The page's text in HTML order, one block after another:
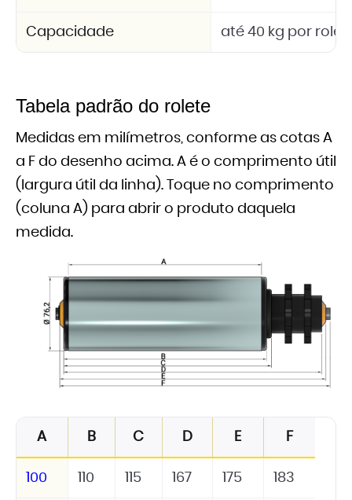
Capacidade até 40 kg por
Tabela padrão do rolete
Medidas em milímetros, conforme as cotas A
a F do desenho acima. A é o comprimento útil
(largura útil da linha). Toque no comprimento
(coluna A) para abrir o produto daquela
medida.
A B C D E F
100 110 115 167 175 183